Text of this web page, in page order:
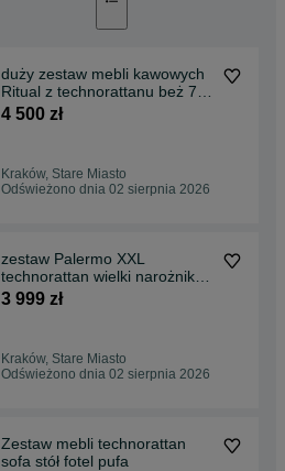
duży zestaw mebli kawowych
Ritual z technorattanu beż 7
osób sofa fotele , wygodne ,
4 500 zł
Kraków, Stare Miasto
Odświeżono dnia 02 sierpnia 2026
zestaw Palermo XXL
technorattan wielki narożnik
sofa pufa 2 kolory szare ,
3 999 zł
Kraków, Stare Miasto
Odświeżono dnia 02 sierpnia 2026
Zestaw mebli technorattan
sofa stół fotel pufa